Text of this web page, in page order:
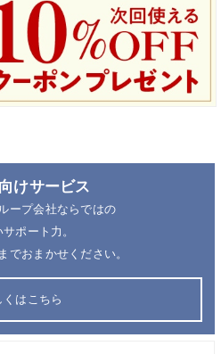
けサービス
ープ会社ならではの
ポート力。
でおまかせください。
くはこちら